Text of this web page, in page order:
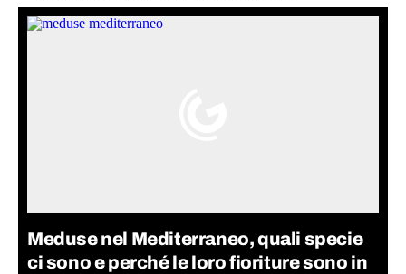
Meduse nel Mediterraneo, quali specie
ci sono e perché le loro fioriture sono in